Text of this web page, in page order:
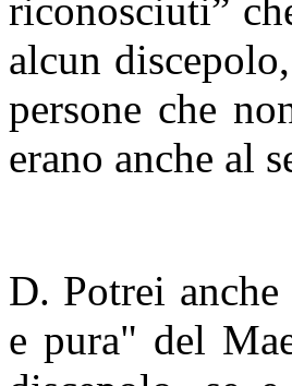
riconosciuti”
alcun
persone che
erano anche al
D. Potrei
e pura" del